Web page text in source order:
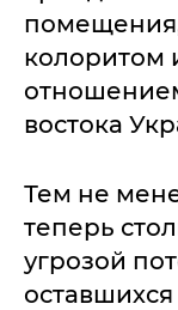
колоритом
востока
Тем не
теперь
угрозой